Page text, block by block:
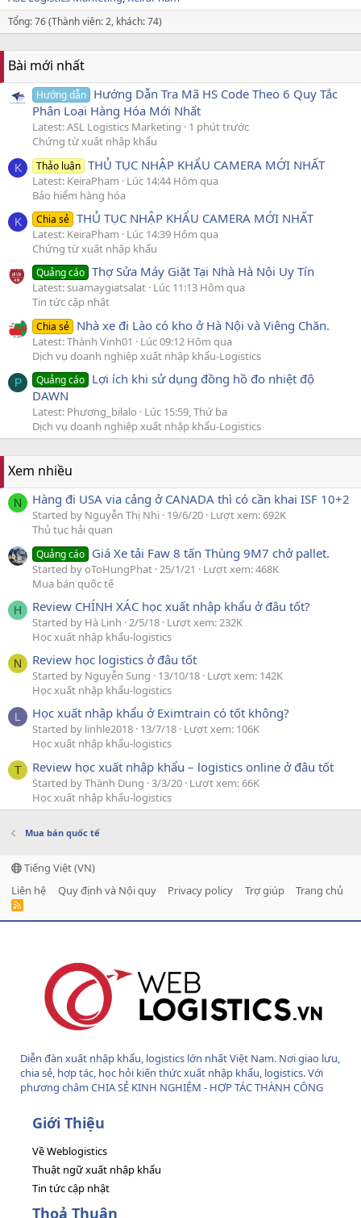
Tổng: 76 (Thành viên: 2, khách: 74)
Bài mới nhất
Hướng dẫn Hướng Dẫn Tra Mã HS Code Theo 6 Quy Tắc
Phân Loại Hàng Hóa Mới Nhất
Latest: ASL Logistics Marketing
1 phút trước
Chứng từ xuất nhập khẩu
K Thảo luận THỦ TỤC NHẬP KHẨU CAMERA MỚI NHẤT
Latest: KeiraPham
Lúc 14:44 Hôm qua
Bảo hiểm hàng hóa
K Chia sẻ THỦ TỤC NHẬP KHẨU CAMERA MỚI NHẤT
Latest: KeiraPham
Lúc 14:39 Hôm qua
Chứng từ xuất nhập khẩu
Quảng cáo Thợ Sửa Máy Giặt Tại Nhà Hà Nội Uy Tín
Latest: suamaygiatsalat Lúc 11:13 Hôm qua
Tin tức cập nhật
Chia sẻ Nhà xe đi Lào có kho ở Hà Nội và Viêng Chăn.
Latest: Thành Vinh01
Lúc 09:12 Hôm qua
Dịch vụ doanh nghiệp xuất nhập khẩu-Logistics
P Quảng cáo Lợi ích khi sử dụng đồng hồ đo nhiệt độ
DAWN
Latest: Phương_bilalo
Lúc 15:59, Thứ ba
Dịch vụ doanh nghiệp xuất nhập khẩu-Logistics
Xem nhiều
N Hàng đi USA via cảng ở CANADA thì có cần khai ISF 10+2
Started by Nguyễn Thị Nhi 19/6/20 Lượt xem: 692K
Thủ tục hải quan
Quảng cáo Giá Xe tải Faw 8 tấn Thùng 9M7 chở pallet.
Started by oToHungPhat 25/1/21
Lượt xem: 468K
Mua bán quốc tế
H Review CHÍNH XÁC học xuất nhập khẩu ở đâu tốt?
Started by Hà Linh 2/5/18 Lượt xem: 232K
Học xuất nhập khẩu-logistics
N Review học logistics ở đâu tốt
Started by Nguyễn Sung 13/10/18 Lượt xem: 142K
Học xuất nhập khẩu-logistics
L Học xuất nhập khẩu ở Eximtrain có tốt không?
Started by linhle2018 13/7/18 Lượt xem: 106K
Học xuất nhập khẩu-logistics
T Review học xuất nhập khẩu – logistics online ở đâu tốt
Started by Thành Dung 3/3/20 Lượt xem: 66K
Học xuất nhập khẩu-logistics
Mua bán quốc tế
Tiếng Việt (VN)
Liên hệ
Quy định và Nội quy Privacy policy Trợ giúp Trang chủ
R
Diễn đàn xuất nhập khẩu, logistics lớn nhất Việt Nam. Nơi giao lưu,
chia sẻ, hợp tác, học hỏi kiến thức xuất nhập khẩu, logistics. Với
phương châm CHIA SẺ KINH NGHIỆM - HỢP TÁC THÀNH CÔNG
Giới Thiệu
Về Weblogistics
Thuật ngữ xuất nhập khẩu
Tin tức cập nhật
Thoả Thuận